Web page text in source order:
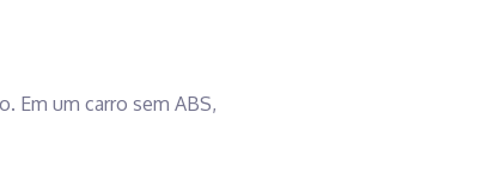
Em um carro sem ABS,